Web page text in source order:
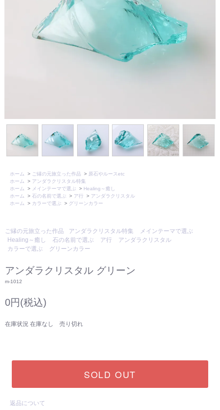
ホーム > ご縁の元旅立った作品 > 原石やルースetc
ホーム
> アンダラクリスタル特集
ホーム
> メインテーマで選ぶ > Healing～癒し
ホーム
> 石の名前で選ぶ > ア行 > アンダラクリスタル
ホーム
> カラーで選ぶ > グリーンカラー
ご縁の元旅立った作品 アンダラクリスタル特集
メインテーマで選ぶ
Healing～癒し
石の名前で選ぶ ア行
アンダラクリスタル
カラーで選ぶ
グリーンカラー
アンダラクリスタル グリーン
m-1012
0円(税込)
在庫状況 在庫なし 売り切れ
SOLD OUT
返品について